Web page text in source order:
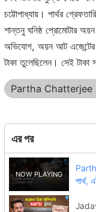
চট্টোপাধ্যায়। পার্থর
শান্তনু ঘনিষ্ঠ প্রোমোটার
অভিযোগ, অয়ন আট এজেন্টের
টাকা তুলেছিলেন। সেই টাকা
Partha Chatterjee
এর পর
পার্থ,